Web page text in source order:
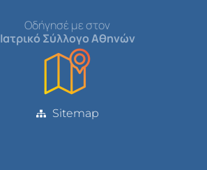
Οδήγησέ με στον
Ιατρικό Σύλλογο Αθηνών
Sitemap